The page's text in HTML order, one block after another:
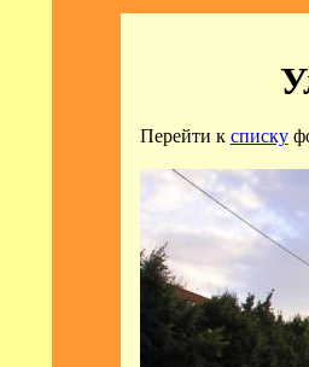
Перейти к списку